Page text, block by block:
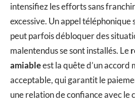
intensifiez les efforts sans
excessive. Un appel téléphonique
peut parfois débloquer des
malentendus se sont installés. Le
amiableest la quête d’un accord
acceptable, qui garantit le
une relation de confiance avec le